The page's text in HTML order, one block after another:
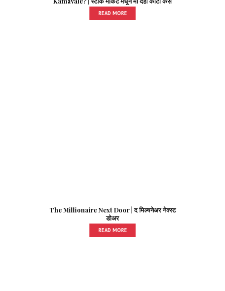
कमावले?
READ MORE
The Millionaire Next Door | द मिल्यनेअर नेक्स्ट
डोअर
READ MORE